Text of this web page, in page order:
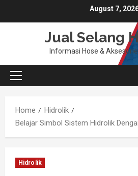
to
August 7,
Jual Selang
Informasi Hose &
Primary
Home
Hidrolik
Belajar Simbol Sistem Hidrolik
Hidrolik